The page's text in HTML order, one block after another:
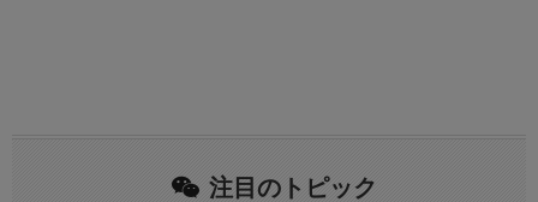
注目のトピック